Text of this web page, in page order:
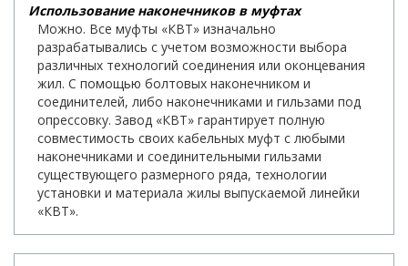
Использование наконечников в муфтах
Можно. Все муфты «КВТ» изначально
разрабатывались с учетом возможности выбора
различных технологий соединения или оконцевания
жил. С помощью болтовых наконечником и
соединителей, либо наконечниками и гильзами под
опрессовку. Завод «КВТ» гарантирует полную
совместимость своих кабельных муфт с любыми
наконечниками и соединительными гильзами
существующего размерного ряда, технологии
установки и материала жилы выпускаемой линейки
«КВТ».